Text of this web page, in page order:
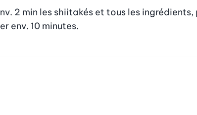
2 min les shiitakés et tous les
env. 10 minutes.